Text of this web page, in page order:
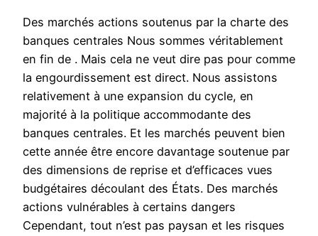
Des marchés actions soutenus par la charte des
banques centrales Nous sommes véritablement
en fin de . Mais cela ne veut dire pas pour comme
la engourdissement est direct. Nous assistons
relativement à une expansion du cycle, en
majorité à la politique accommodante des
banques centrales. Et les marchés peuvent bien
cette année être encore davantage soutenue par
des dimensions de reprise et d’efficaces vues
budgétaires découlant des États. Des marchés
actions vulnérables à certains dangers
Cependant, tout n’est pas paysan et les risques